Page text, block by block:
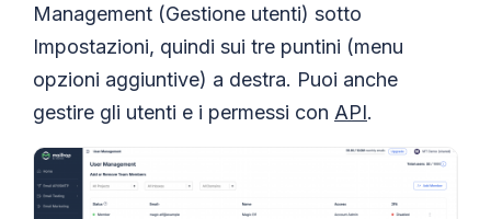
Management (Gestione utenti) sotto
Impostazioni, quindi sui tre puntini (menu
opzioni aggiuntive) a destra. Puoi anche
gestire gli utenti e i permessi con API.